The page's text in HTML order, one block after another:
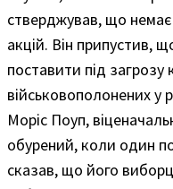
стверджував, що
акцій. Він припустив,
поставити під загрозу
військовополонених у
Моріс Поуп,
обурений, коли один
сказав, що його